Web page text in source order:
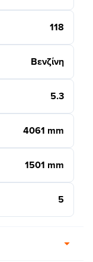
118
Βενζίνη
5.3
4061 mm
1501 mm
5